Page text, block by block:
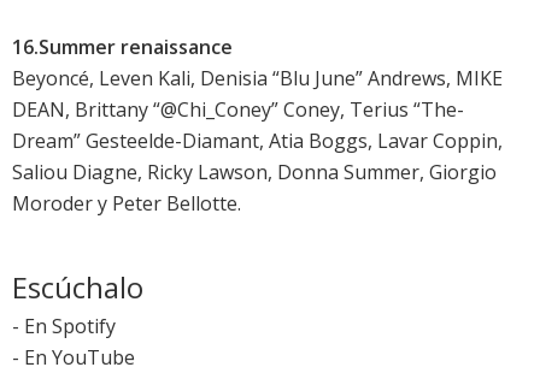
16.Summer renaissance
Beyoncé, Leven Kali, Denisia “Blu June” Andrews, MIKE
DEAN, Brittany “@Chi_Coney” Coney, Terius “The-
Dream” Gesteelde-Diamant, Atia Boggs, Lavar Coppin,
Saliou Diagne, Ricky Lawson, Donna Summer, Giorgio
Moroder y Peter Bellotte.
Escúchalo
- En Spotify
- En YouTube